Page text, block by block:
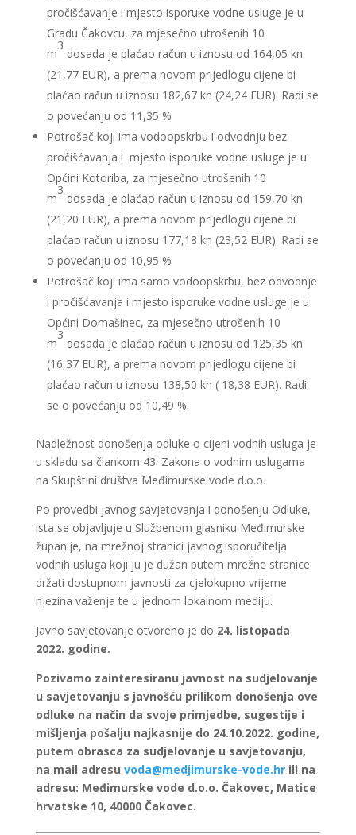
pročišćavanje i mjesto isporuke vodne usluge je u
Gradu Čakovcu, za mjesečno utrošenih 10
m
3
dosada je plaćao račun u iznosu od 164,05 kn
(21,77 EUR), a prema novom prijedlogu cijene bi
plaćao račun u iznosu 182,67 kn (24,24 EUR). Radi se
o povećanju od 11,35 %
Potrošač koji ima vodoopskrbu i odvodnju bez
pročišćavanja i mjesto isporuke vodne usluge je u
Općini Kotoriba, za mjesečno utrošenih 10
m
3
dosada je plaćao račun u iznosu od 159,70 kn
(21,20 EUR), a prema novom prijedlogu cijene bi
plaćao račun u iznosu 177,18 kn (23,52 EUR). Radi se
o povećanju od 10,95 %
Potrošač koji ima samo vodoopskrbu, bez odvodnje
i pročišćavanja i mjesto isporuke vodne usluge je u
Općini Domašinec, za mjesečno utrošenih 10
m
3
dosada je plaćao račun u iznosu od 125,35 kn
(16,37 EUR), a prema novom prijedlogu cijene bi
plaćao račun u iznosu 138,50 kn ( 18,38 EUR). Radi
se o povećanju od 10,49 %.
Nadležnost donošenja odluke o cijeni vodnih usluga je
u skladu sa člankom 43. Zakona o vodnim uslugama
na Skupštini društva Međimurske vode d.o.o.
Po provedbi javnog savjetovanja i donošenju Odluke,
ista se objavljuje u Službenom glasniku Međimurske
županije, na mrežnoj stranici javnog isporučitelja
vodnih usluga koji ju je dužan putem mrežne stranice
držati dostupnom javnosti za cjelokupno vrijeme
njezina važenja te u jednom lokalnom mediju.
Javno savjetovanje otvoreno je do 24. listopada
2022. godine.
Pozivamo zainteresiranu javnost na sudjelovanje
u savjetovanju s javnošću prilikom donošenja ove
odluke na način da svoje primjedbe, sugestije i
mišljenja pošalju najkasnije do 24.10.2022. godine,
putem obrasca za sudjelovanje u savjetovanju,
na mail adresu voda@medjimurske-vode.hrili na
adresu: Međimurske vode d.o.o. Čakovec, Matice
hrvatske 10, 40000 Čakovec.